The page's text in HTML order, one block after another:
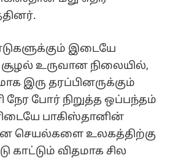
இடையே
உருவான நிலையில்,
இரு தரப்பினருக்கும்
போர் நிறுத்த ஒப்பந்தம்
பாகிஸ்தானின்
செயல்களை உலகத்திற்கு
காட்டும் விதமாக சில